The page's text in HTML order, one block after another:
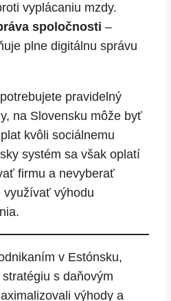
vyplácaniu mzdy.
spoločnosti –
plne digitálnu správu
pravidelný
na Slovensku môže byť
kvôli sociálnemu
systém sa však oplatí
firmu a nevyberať
využívať výhodu
v Estónsku,
s daňovým
výhody a